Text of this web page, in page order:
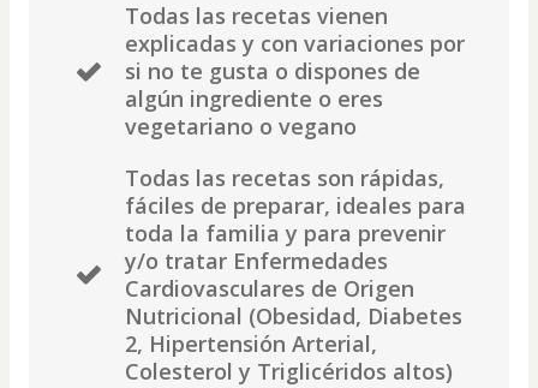
Todas las recetas vienen
explicadas y con variaciones por
si no te gusta o dispones de
algún ingrediente o eres
vegetariano o vegano
Todas las recetas son rápidas,
fáciles de preparar, ideales para
toda la familia y para prevenir
y/o tratar Enfermedades
Cardiovasculares de Origen
Nutricional (Obesidad, Diabetes
2, Hipertensión Arterial,
Colesterol y Triglicéridos altos)